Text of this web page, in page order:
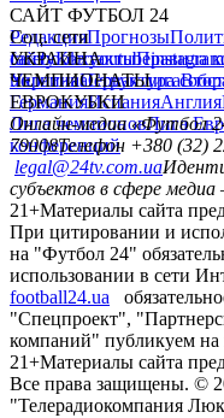
САЙТ ФУТБОЛ 24
РедакцияПрогнозы
сайтуКонтактыПравила
политикаСтруктура
Соц. сети
facebookxyoutubeinstagram
УКРАИНА
УкраинаПервая лига
ЧЕМПИОНАТЫ
ГерманияИспанияАнглия
ЕВРОКУБКИ
Лига чемпионовЛига
конференций
Онлайн-медиа «Футбол
79008Телефон +380 (32)
legal@24tv.com.ua
субъектов в сфере
21+Материалы сайта
При цитировании и
на "Футбол 24"
использовании в сети
football24.ua
"Спецпроект",
компаний" публикуем на
21+Материалы сайта
Все права защищены. ©
"Телерадиокомпания